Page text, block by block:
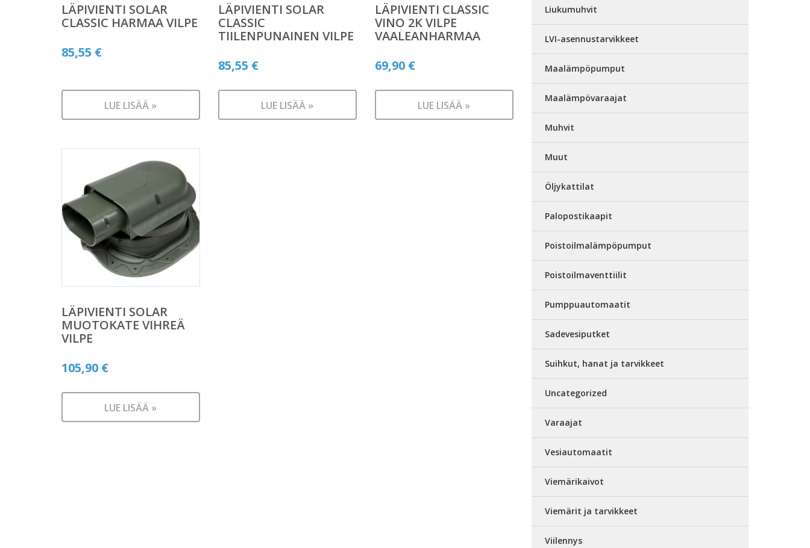
LÄPIVIENTI SOLAR
CLASSIC HARMAA VILPE
85,55 €
LUE LISÄÄ »
LÄPIVIENTI SOLAR
CLASSIC
TIILENPUNAINEN VILPE
85,55 €
LUE LISÄÄ »
LÄPIVIENTI CLASSIC
VINO 2K VILPE
VAALEANHARMAA
69,90 €
LUE LISÄÄ »
LÄPIVIENTI SOLAR
MUOTOKATE VIHREÄ
VILPE
105,90 €
LUE LISÄÄ »
Liukumuhvit
LVI-asennustarvikkeet
Maalämpöpumput
Maalämpövaraajat
Muhvit
Muut
Öljykattilat
Palopostikaapit
Poistoilmalämpöpumput
Poistoilmaventtiilit
Pumppuautomaatit
Sadevesiputket
Suihkut, hanat ja tarvikkeet
Uncategorized
Varaajat
Vesiautomaatit
Viemärikaivot
Viemärit ja tarvikkeet
Viilennys